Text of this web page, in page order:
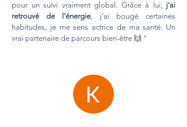
pour un suivi vraiment global. Grâce à lui, j’ai
retrouvé de l’énergie, j’ai bougé certaines
habitudes, je me sens actrice de ma santé. Un
vrai partenaire de parcours bien-être 🙌 "